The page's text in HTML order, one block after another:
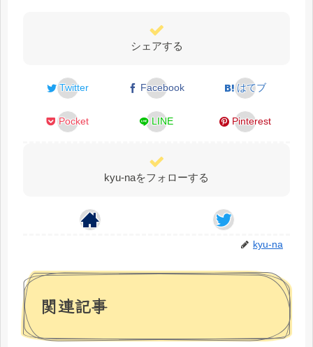
シェアする
Twitter Facebook はてブ
Pocket LINE Pinterest
kyu-naをフォローする
kyu-na
関連記事